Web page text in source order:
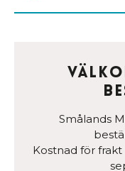
Smålands
Kostnad för